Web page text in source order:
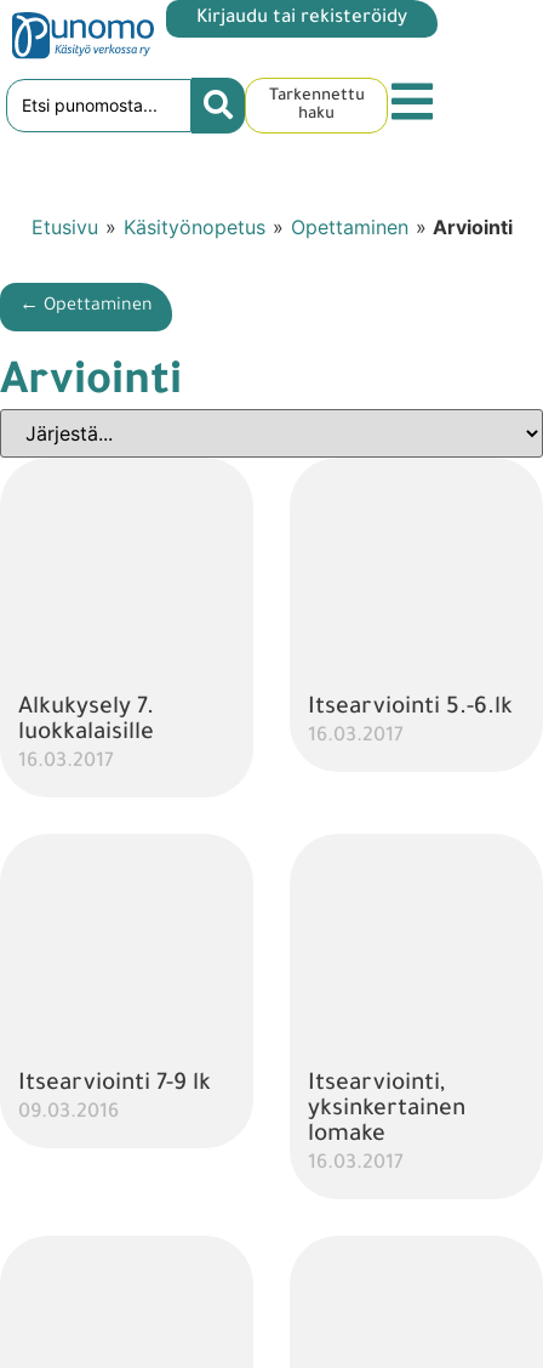
Kirjaudu tai rekisteröidy
Tarkennettu
haku
Etusivu » Käsityönopetus » Opettaminen » Arviointi
← Opettaminen
Arviointi
Alkukysely 7.
luokkalaisille
16.03.2017
Itsearviointi 5.-6.lk
16.03.2017
Itsearviointi 7-9 lk
09.03.2016
Itsearviointi,
yksinkertainen
lomake
16.03.2017